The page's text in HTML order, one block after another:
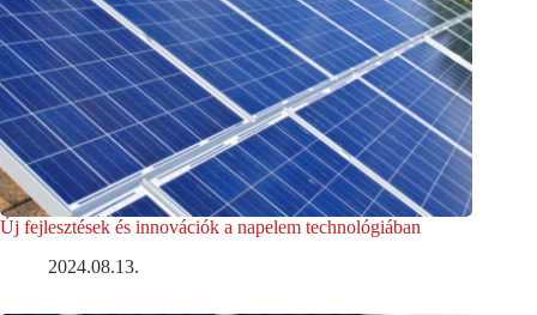
Új fejlesztések és innovációk a napelem technológiában
2024.08.13.